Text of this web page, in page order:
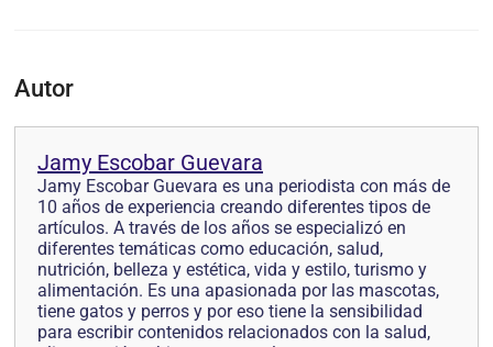
Autor
Jamy Escobar Guevara
Jamy Escobar Guevara es una periodista con más de
10 años de experiencia creando diferentes tipos de
artículos. A través de los años se especializó en
diferentes temáticas como educación, salud,
nutrición, belleza y estética, vida y estilo, turismo y
alimentación. Es una apasionada por las mascotas,
tiene gatos y perros y por eso tiene la sensibilidad
para escribir contenidos relacionados con la salud,